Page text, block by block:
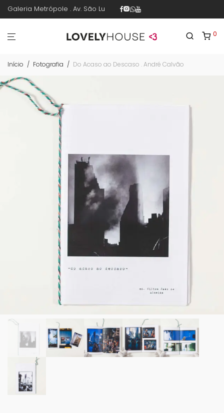
Galeria Metrópole . Av. São Luís 187 . sala 30 . 1º piso . República .
0
Início / Fotografia / Do Acaso ao Descaso . André Calvão